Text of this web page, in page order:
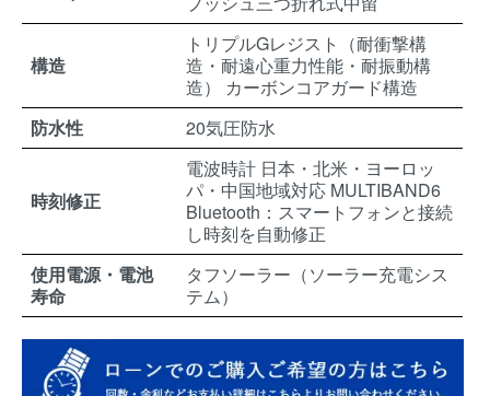
構造
トリプルGレジスト（耐衝撃構
造・耐遠心重力性能・耐振動構
造） カーボンコアガード構造
防水性
20気圧防水
時刻修正
電波時計 日本・北米・ヨーロッ
パ・中国地域対応 MULTIBAND6
Bluetooth：スマートフォンと接続
し時刻を自動修正
使用電源・電池
寿命
タフソーラー（ソーラー充電シス
テム）